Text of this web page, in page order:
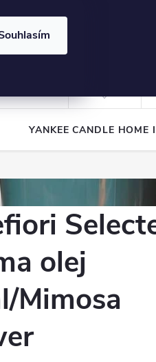
YANKEE CANDLE HOME
olej
Mimosa